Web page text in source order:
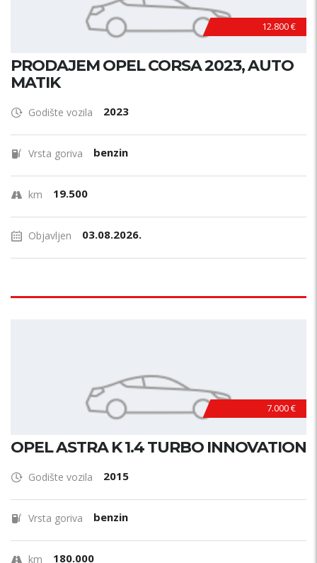
12.800 €
PRODAJEM OPEL CORSA 2023, AUTO
MATIK
Godište vozila 2023
Vrsta goriva benzin
km 19.500
Objavljen 03.08.2026.
7.000 €
OPEL ASTRA K 1.4 TURBO INNOVATION
Godište vozila 2015
Vrsta goriva benzin
km 180.000